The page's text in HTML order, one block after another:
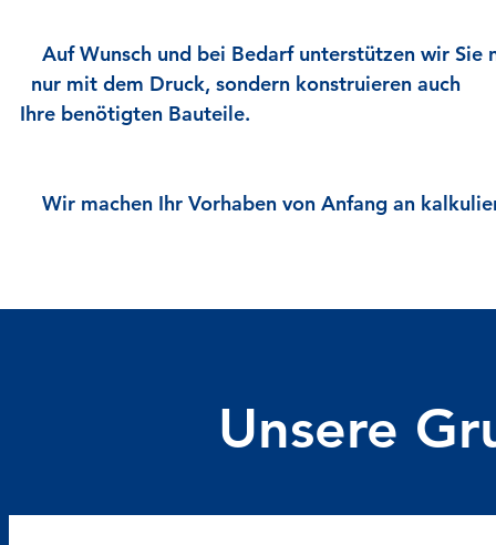
Auf Wunsch und bei Bedarf unterstützen wir
nur mit dem Druck, sondern
Ihre benötigten Bauteile.
Wir machen Ihr Vorhaben von Anfang an
Unsere